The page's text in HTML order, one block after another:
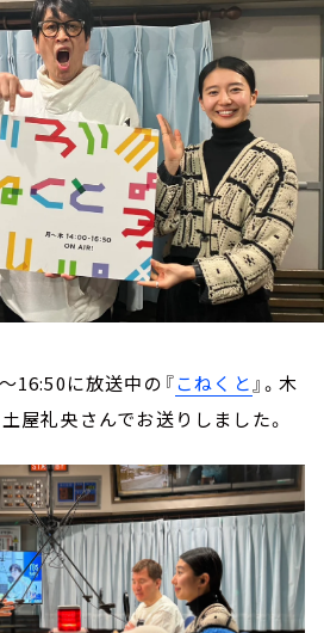
16:50に放送中の『こねくと』。木
屋礼央さんでお送りしました。